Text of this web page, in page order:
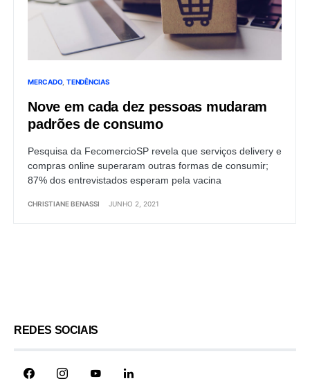
MERCADO TENDÊNCIAS
Nove em cada dez pessoas mudaram
padrões de consumo
Pesquisa da FecomercioSP revela que serviços delivery e
compras online superaram outras formas de consumir;
87% dos entrevistados esperam pela vacina
CHRISTIANE BENASSI JUNHO 2, 2021
REDES SOCIAIS